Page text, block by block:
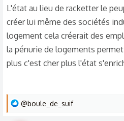
L'état au lieu de racketter le
créer lui même des sociétés
logement cela créerait des
la pénurie de logements
plus c'est cher plus l'état
L
@boule_de_suif